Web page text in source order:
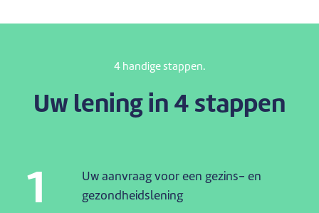
4 handige stappen.
Uw lening in 4 stappen
1
Uw aanvraag voor een gezins- en
gezondheidslening